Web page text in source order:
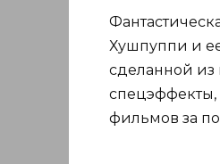
Хушпуппи и
сделанной из
спецэффекты,
фильмов за